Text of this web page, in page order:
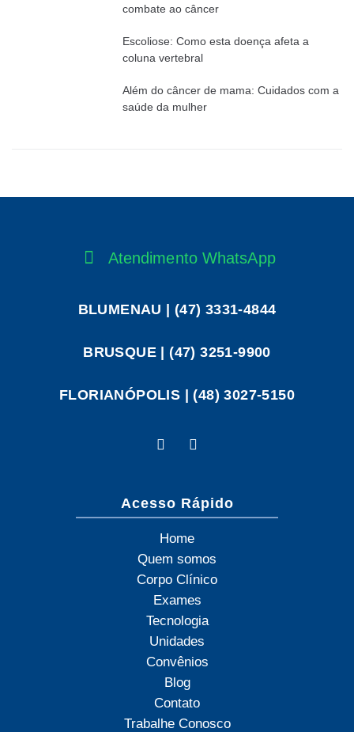
combate ao câncer
Escoliose: Como esta doença afeta a
coluna vertebral
Além do câncer de mama: Cuidados com a
saúde da mulher
Atendimento WhatsApp
BLUMENAU | (47) 3331-4844
BRUSQUE | (47) 3251-9900
FLORIANÓPOLIS | (48) 3027-5150
Acesso Rápido
Home
Quem somos
Corpo Clínico
Exames
Tecnologia
Unidades
Convênios
Blog
Contato
Trabalhe Conosco